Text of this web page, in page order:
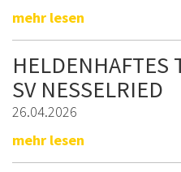
mehr lesen
HELDENHAFTES
SV NESSELRIED
26.04.2026
mehr lesen